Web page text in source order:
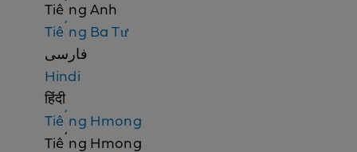
m
i
n
a
i
o
Tiếng Anh
Tiếng Ba Tư
فارسی
Hindi
हिंदी
Tiếng Hmong
Tiếng Hmong